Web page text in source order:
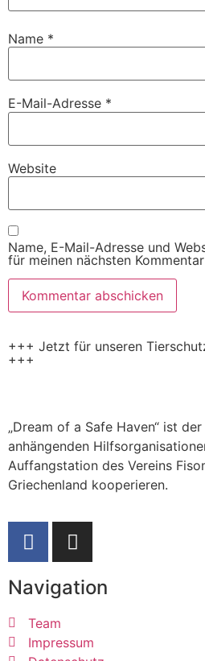
Name *
E-Mail-Adresse *
Website
Name, E-Mail-Adresse und
für meinen nächsten
+++ Jetzt für unseren
+++
„Dream of a Safe Haven“ ist
anhängenden
Auffangstation des Vereins
Griechenland kooperieren.
Navigation
Team
Impressum